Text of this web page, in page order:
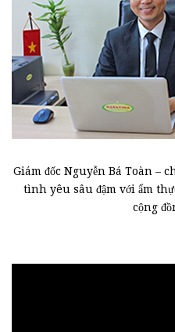
Giám đốc Nguyễn Bá Toàn –
tình yêu sâu đậm với ẩm
cộng